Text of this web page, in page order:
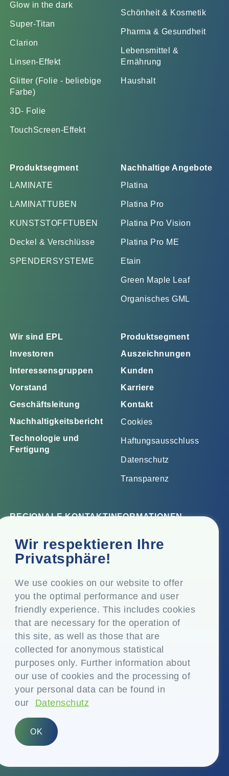
Wir respektieren Ihre
Privatsphäre!
We use cookies on our website to offer
you the optimal performance and user
friendly experience. This includes cookies
that are necessary for the operation of
this site, as well as those that are
collected for anonymous statistical
purposes only. Further information about
our use of cookies and the processing of
your personal data can be found in
our
Datenschutz
OK
Glow in the dark
Super-Titan
Clarion
Linsen-Effekt
Glitter (Folie - beliebige
Farbe)
3D- Folie
TouchScreen-Effekt
Schönheit & Kosmetik
Pharma & Gesundheit
Lebensmittel &
Ernährung
Haushalt
Produktsegment
LAMINATE
LAMINATTUBEN
KUNSTSTOFFTUBEN
Deckel & Verschlüsse
SPENDERSYSTEME
Nachhaltige Angebote
Platina
Platina Pro
Platina Pro Vision
Platina Pro ME
Etain
Green Maple Leaf
Organisches GML
Wir sind EPL
Investoren
Interessensgruppen
Vorstand
Geschäftsleitung
Nachhaltigkeitsbericht
Technologie und
Fertigung
Produktsegment
Auszeichnungen
Kunden
Karriere
Kontakt
Cookies
Haftungsausschluss
Datenschutz
Transparenz
REGIONALE KONTAKTINFORMATIONEN
Firmensitz
Top Floor, Times Tower, Kamala City, Senapati Bapat
Marg, Lower Parel, Mumbai - 400 013, Maharashtra,
Eingetragener Sitz
P.O. Vasind, Taluka Shahapur, Dist. Thane - 421 604,
Maharashtra Indien
+91-22-24819000
info@eplglobal.com
German
Copyright © 2026- EPL Limited